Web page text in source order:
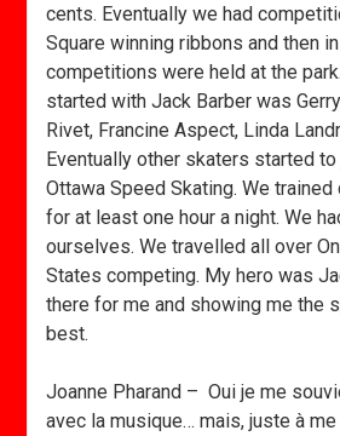
cents. Eventually we had
Square winning ribbons and then
competitions were held at the
started with Jack Barber was
Rivet, Francine Aspect, Linda
Eventually other skaters started to
Ottawa Speed Skating. We
for at least one hour a night. We
ourselves. We travelled all over
States competing. My hero was
there for me and showing me the
best.
Joanne Pharand – Oui je me
avec la musique… mais, juste à